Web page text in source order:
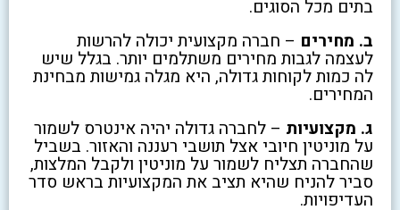
בתים מכל הסוגים.
ב. מחירים – חברה מקצועית יכולה להרשות
לעצמה לגבות מחירים משתלמים יותר. בגלל שיש
לה כמות לקוחות גדולה, היא מגלה גמישות מבחינת
המחירים.
ג. מקצועיות – לחברה גדולה יהיה אינטרס לשמור
על מוניטין חיובי אצל תושבי רעננה והאזור. בשביל
שהחברה תצליח לשמור על מוניטין ולקבל המלצות,
סביר להניח שהיא תציב את המקצועיות בראש סדר
העדיפויות.